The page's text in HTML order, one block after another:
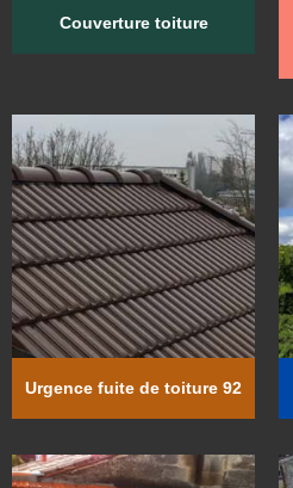
Couverture toiture
Urgence fuite de toiture 92